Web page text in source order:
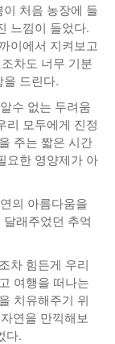
처음 농장에 들
느낌이 들었다.
이에서 지켜보고
차도 너무 기분
드린다.
수 없는 두려움
리 모두에게 진정
주는 짧은 시간
요한 영양제가 아
의 아름다움을
래주었던 추억
차 힘든게 우리
여행을 떠나는
치유해주기 위
연을 만끽해보
다.